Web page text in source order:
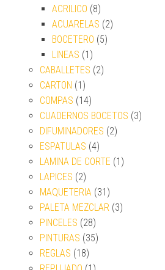
ACRILICO (8)
ACUARELAS (2)
BOCETERO (5)
LINEAS (1)
CABALLETES (2)
CARTON (1)
COMPAS (14)
CUADERNOS BOCETOS (3)
DIFUMINADORES (2)
ESPATULAS (4)
LAMINA DE CORTE (1)
LAPICES (2)
MAQUETERIA (31)
PALETA MEZCLAR (3)
PINCELES (28)
PINTURAS (35)
REGLAS (18)